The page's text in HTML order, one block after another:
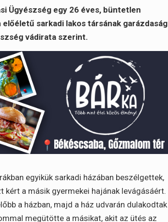
Ügyészség egy 26 éves, büntetlen
sarkadi lakos társának garázdaság
vádirata szerint.
egyikük sarkadi házában beszélgettek,
a másik gyermekei hajának levágásáért.
a házban, majd a ház udvarán dulakodtak
megütötte a másikat, akit az ütés az